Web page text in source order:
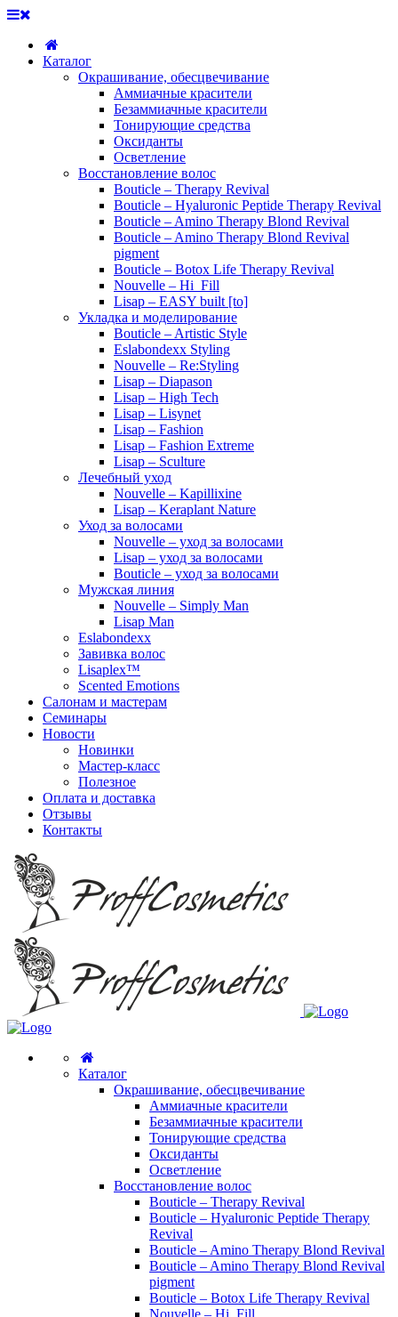
Каталог
Окрашивание, обесцвечивание
Аммиачные красители
Безаммиачные красители
Тонирующие средства
Оксиданты
Осветление
Восстановление волос
Bouticle – Therapy Revival
Bouticle – Hyaluronic Peptide Therapy Revival
Bouticle – Amino Therapy Blond Revival
Bouticle – Amino Therapy Blond Revival
pigment
Bouticle – Botox Life Therapy Revival
Nouvelle – Hi_Fill
Lisap – EASY built [to]
Укладка и моделирование
Bouticle – Artistic Style
Eslabondexx Styling
Nouvelle – Re:Styling
Lisap – Diapason
Lisap – High Tech
Lisap – Lisynet
Lisap – Fashion
Lisap – Fashion Extreme
Lisap – Sculture
Лечебный уход
Nouvelle – Kapillixine
Lisap – Keraplant Nature
Уход за волосами
Nouvelle – уход за волосами
Lisap – уход за волосами
Bouticle – уход за волосами
Мужская линия
Nouvelle – Simply Man
Lisap Man
Eslabondexx
Завивка волос
Lisaplex™
Scented Emotions
Салонам и мастерам
Семинары
Новости
Новинки
Мастер-класс
Полезное
Оплата и доставка
Отзывы
Контакты
Каталог
Окрашивание, обесцвечивание
Аммиачные красители
Безаммиачные красители
Тонирующие средства
Оксиданты
Осветление
Восстановление волос
Bouticle – Therapy Revival
Bouticle – Hyaluronic Peptide Therapy
Revival
Bouticle – Amino Therapy Blond Revival
Bouticle – Amino Therapy Blond Revival
pigment
Bouticle – Botox Life Therapy Revival
Nouvelle – Hi_Fill